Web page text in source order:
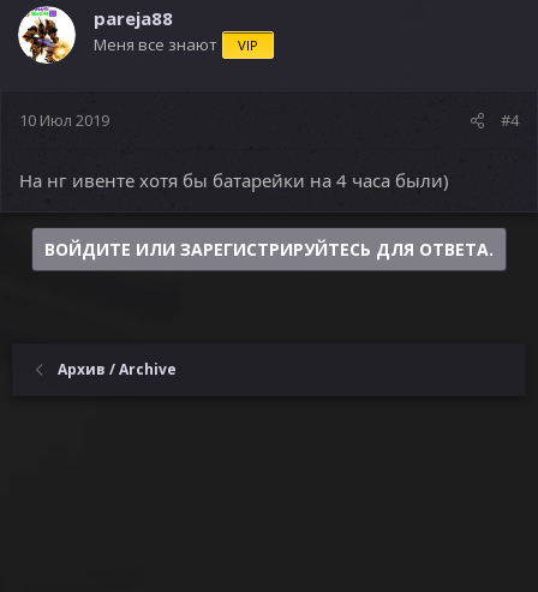
ц
и
и
pareja88
Меня все знают VIP
10 Июл 2019 #4
На нг ивенте хотя бы батарейки на 4 часа были)
ВОЙДИТЕ ИЛИ ЗАРЕГИСТРИРУЙТЕСЬ ДЛЯ ОТВЕТА.
Архив / Archive